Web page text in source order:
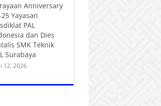
Anniversary
25 Yayasan
PAL
dan Dies
SMK Teknik
Surabaya
12, 2026